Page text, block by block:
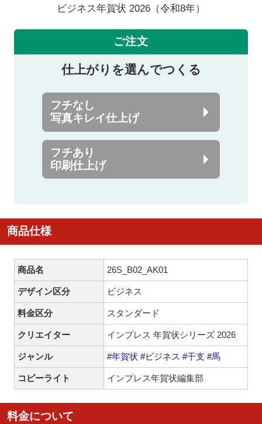
ビジネス年賀状 2026（令和8年）
ご注文
仕上がりを選んでつくる
フチなし
写真キレイ仕上げ
フチあり
印刷仕上げ
商品仕様
商品名 26S_B02_AK01
デザイン区分 ビジネス
料金区分 スタンダード
クリエイター インプレス 年賀状シリーズ 2026
ジャンル #年賀状 #ビジネス #干支 #馬
コピーライト インプレス年賀状編集部
料金について